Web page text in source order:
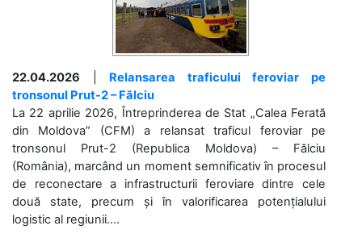
22.04.2026
Relansarea traficului feroviar pe
tronsonul Prut-2 – Fălciu
La 22 aprilie 2026, Întreprinderea de Stat „Calea Ferată
din Moldova” (CFM) a relansat traficul feroviar pe
tronsonul Prut-2 (Republica Moldova) – Fălciu
(România), marcând un moment semnificativ în procesul
de reconectare a infrastructurii feroviare dintre cele
două state, precum și în valorificarea potențialului
logistic al regiunii....